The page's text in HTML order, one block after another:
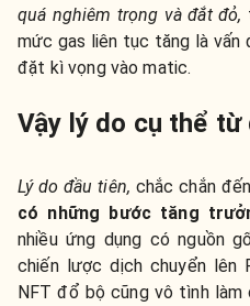
quá nghiêm trọng và đắt đỏ,
mức gas liên tục tăng là vấn
đặt kì vọng vào matic.
Vậy lý do cụ thể từ
Lý do đầu tiên, chắc chắn
có những bước tăng
nhiều ứng dụng có nguồn
chiến lược dịch chuyển lên
NFT đổ bộ cũng vô tình làm